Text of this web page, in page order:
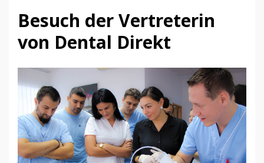
Besuch der Vertreterin
von Dental Direkt